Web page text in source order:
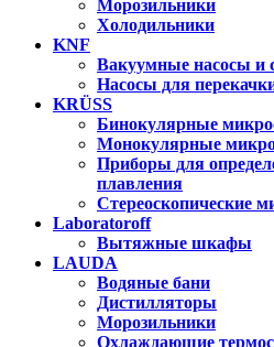
Морозильники
Холодильники
KNF
Вакуумные насосы и
Насосы для
KRÜSS
Бинокулярные
Монокулярные
Приборы для
плавления
Стереоскопические
Laboratoroff
Вытяжные шкафы
LAUDA
Водяные бани
Дистилляторы
Морозильники
Охлаждающие